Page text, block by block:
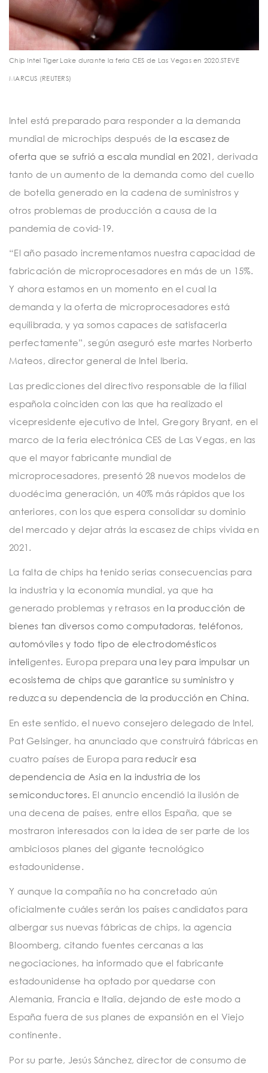
Chip Intel Tiger Lake durante la feria CES de Las Vegas en 2020. STEVE
MARCUS (REUTERS)
Intel está preparado para responder a la demanda
mundial de microchips después de la escasez de
oferta que se sufrió a escala mundial en 2021, derivada
tanto de un aumento de la demanda como del cuello
de botella generado en la cadena de suministros y
otros problemas de producción a causa de la
pandemia de covid-19.
“El año pasado incrementamos nuestra capacidad de
fabricación de microprocesadores en más de un 15%.
Y ahora estamos en un momento en el cual la
demanda y la oferta de microprocesadores está
equilibrada, y ya somos capaces de satisfacerla
perfectamente”, según aseguró este martes Norberto
Mateos, director general de Intel Iberia.
Las predicciones del directivo responsable de la filial
española coinciden con las que ha realizado el
vicepresidente ejecutivo de Intel, Gregory Bryant, en el
marco de la feria electrónica CES de Las Vegas, en las
que el mayor fabricante mundial de
microprocesadores, presentó 28 nuevos modelos de
duodécima generación, un 40% más rápidos que los
anteriores, con los que espera consolidar su dominio
del mercado y dejar atrás la escasez de chips vivida en
2021.
La falta de chips ha tenido serias consecuencias para
la industria y la economía mundial, ya que ha
generado problemas y retrasos en la producción de
bienes tan diversos como computadoras, teléfonos,
automóviles y todo tipo de electrodomésticos
inteligentes. Europa prepara una ley para impulsar un
ecosistema de chips que garantice su suministro y
reduzca su dependencia de la producción en China.
En este sentido, el nuevo consejero delegado de Intel,
Pat Gelsinger, ha anunciado que construirá fábricas en
cuatro países de Europa parareducir esa
dependencia de Asia en la industria de los
semiconductores. El anuncio encendió la ilusión de
una decena de países, entre ellos España, que se
mostraron interesados con la idea de ser parte de los
ambiciosos planes del gigante tecnológico
estadounidense.
Y aunque la compañía no ha concretado aún
oficialmente cuáles serán los países candidatos para
albergar sus nuevas fábricas de chips, la agencia
Bloomberg, citando fuentes cercanas a las
negociaciones, ha informado que el fabricante
estadounidense ha optado por quedarse con
Alemania, Francia e Italia, dejando de este modo a
España fuera de sus planes de expansión en el Viejo
continente.
Por su parte, Jesús Sánchez, director de consumo de